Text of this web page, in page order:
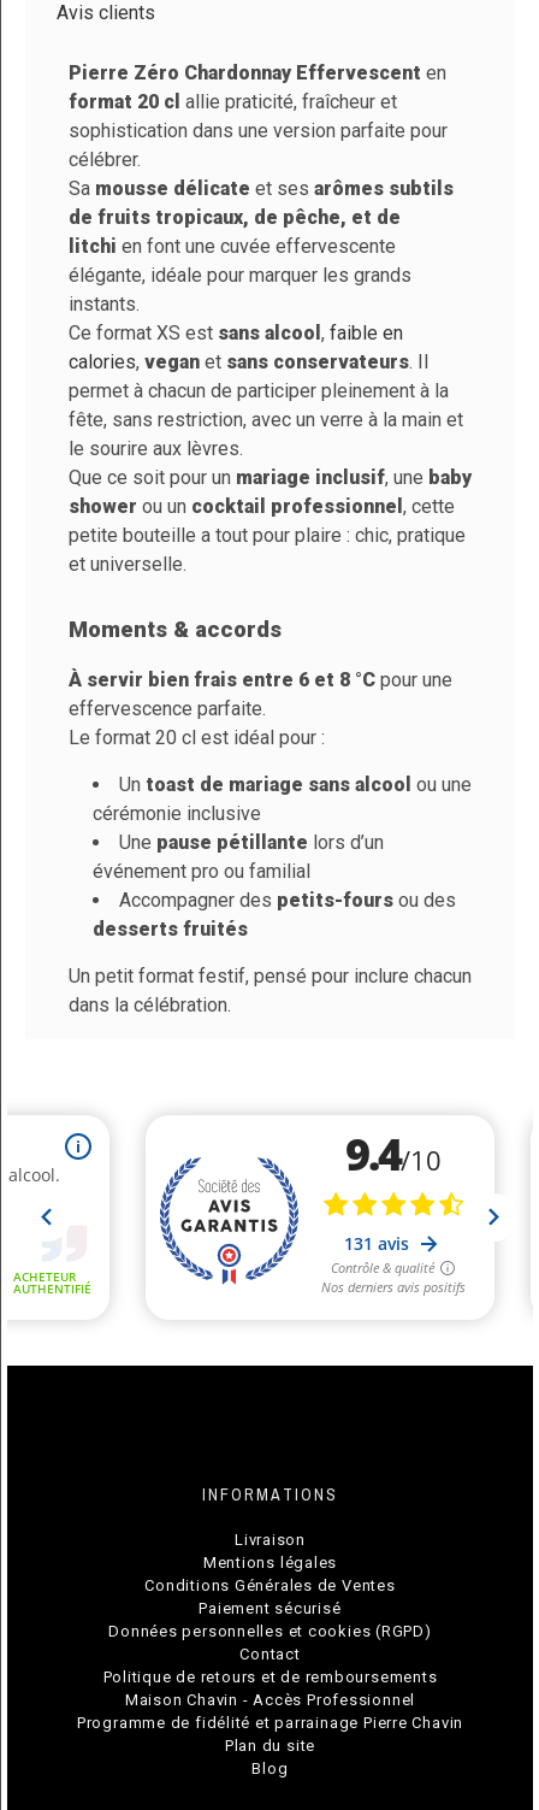
Avis clients
Pierre Zéro Chardonnay Effervescent en
format 20 cl allie praticité, fraîcheur et
sophistication dans une version parfaite pour
célébrer.
Sa mousse délicate et ses arômes subtils
de fruits tropicaux, de pêche, et de
litchi en font une cuvée effervescente
élégante, idéale pour marquer les grands
instants.
Ce format XS est sans alcool , faible en
calories, vegan et sans conservateurs. Il
permet à chacun de participer pleinement à la
fête, sans restriction, avec un verre à la main et
le sourire aux lèvres.
Que ce soit pour un mariage inclusif, une baby
shower ou un cocktail professionnel , cette
petite bouteille a tout pour plaire : chic, pratique
et universelle.
Moments & accords
À servir bien frais entre 6 et 8 °C pour une
effervescence parfaite.
Le format 20 cl est idéal pour :
Un toast de mariage sans alcool ou une
cérémonie inclusive
Une pause pétillante lors d’un
événement pro ou familial
Accompagner des petits-fours ou des
desserts fruités
Un petit format festif, pensé pour inclure chacun
dans la célébration.
Marque Pierre Zéro
Référence
En stock 290 Produits
Méthode De
Fabrication
Boisson à base de
vin désalcoolisé
Format 20 cl
Couleur
Cépages Chardonnay
Température De
Garde
En dessous de 10°
Service
Taux De Sucre 4,5 g / 100ml
Fiche produit PZ Chardonnay Eff.
VOIR
L'ATTESTATION
Contrôle & qualité
10/10
Basé sur 1 avis
Trier par date décroissante
Catherine G.
Publié le 3/22/26, 2:32 PM (Date de commande
: 12/29/2025)
Un peu trop sucré. Ressemble trop a une
limonade à mon goût.
INFORMATIONS
Livraison
Mentions légales
Conditions Générales de Ventes
Paiement sécurisé
Données personnelles et cookies (RGPD)
Contact
Politique de retours et de remboursements
Maison Chavin - Accès Professionnel
Programme de fidélité et parrainage Pierre Chavin
Plan du site
Blog